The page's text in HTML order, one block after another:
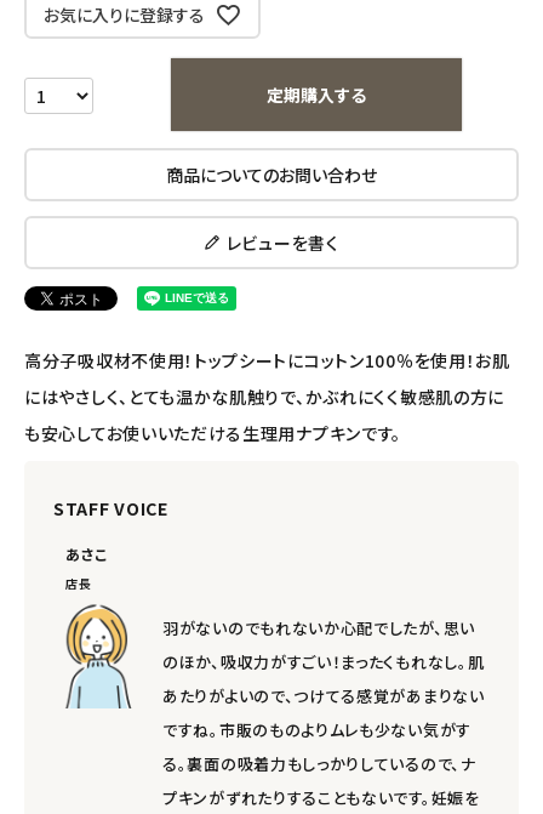
ブランド
定期購入
オリジナルブランド
ナチュラムーン
エコリュクス
ナチュラプラス
アルモニベルツ
コラム・スタッフのおすすめ
ご利用ガイド等
アカウント情報
person 会員登録
お気に入りに登録する
定期購入する
商品についてのお問い合わせ
レビューを書く
高分子吸収材不使用！トップシートにコットン100％を使用！お肌
にはやさしく、とても温かな肌触りで、かぶれにくく敏感肌の方に
も安心してお使いいただける生理用ナプキンです。
STAFF VOICE
あさこ
店長
羽がないのでもれないか心配でしたが、思い
のほか、吸収力がすごい！まったくもれなし。肌
あたりがよいので、つけてる感覚があまりない
ですね。市販のものよりムレも少ない気がす
る。裏面の吸着力もしっかりしているので、ナ
プキンがずれたりすることもないです。妊娠を